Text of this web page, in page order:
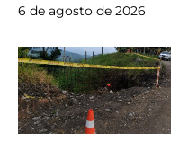
6 de agosto de 2026